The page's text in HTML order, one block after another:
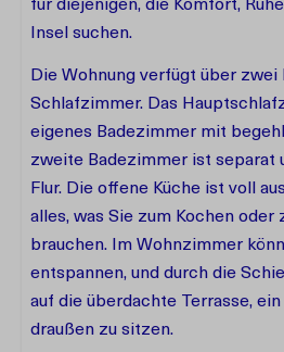
für diejenigen, die Komfort,
Insel suchen.
Die Wohnung verfügt über
Schlafzimmer. Das
eigenes Badezimmer mit
zweite Badezimmer ist separat
Flur. Die offene Küche ist voll
alles, was Sie zum Kochen
brauchen. Im Wohnzimmer
entspannen, und durch die
auf die überdachte Terrasse,
draußen zu sitzen.